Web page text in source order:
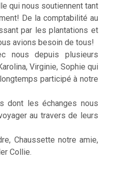
qui nous soutiennent tant
De la comptabilité au
par les plantations et
avions besoin de tous!
nous depuis plusieurs
Virginie, Sophie qui
participé à notre
dont les échanges nous
au travers de leurs
Chaussette notre amie,
Collie.